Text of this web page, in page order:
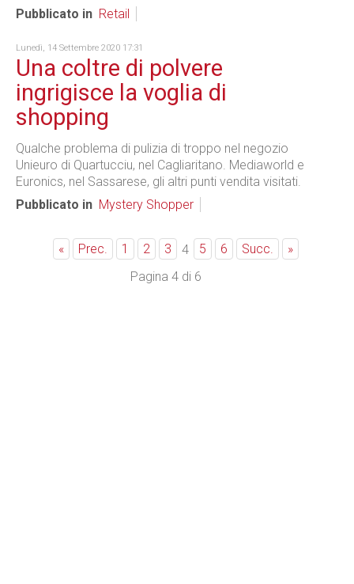
Pubblicato in Retail
Lunedì, 14 Settembre 2020 17:31
Una coltre di polvere
ingrigisce la voglia di
shopping
Qualche problema di pulizia di troppo nel negozio
Unieuro di Quartucciu, nel Cagliaritano. Mediaworld e
Euronics, nel Sassarese, gli altri punti vendita visitati.
Pubblicato in Mystery Shopper
« Prec. 1 2 3 4 5 6 Succ.
»
Pagina 4 di 6